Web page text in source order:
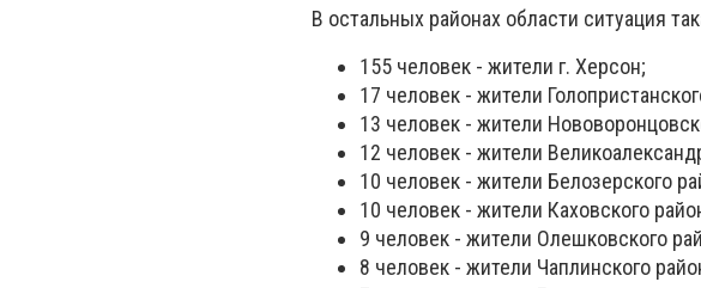
В остальных районах области ситуация
155 человек - жители г. Херсон;
17 человек - жители
13 человек - жители
12 человек - жители
10 человек - жители Белозерского
10 человек - жители Каховского
9 человек - жители Олешковского
8 человек - жители Чаплинского